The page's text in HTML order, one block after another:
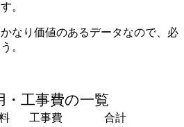
。
なり価値のあるデータなので、必
。
・工事費の一覧
工事費
合計